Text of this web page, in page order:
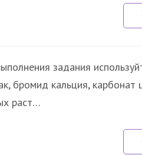
задания
бромид кальция, карбонат
раст…